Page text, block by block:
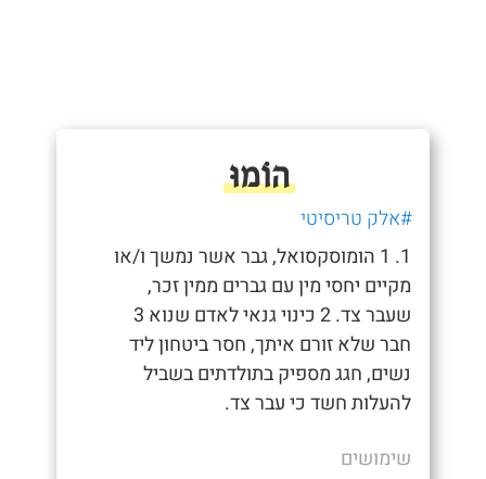
הוֹמוּ
#אלק טריסיטי
1. 1 הומוסקסואל, גבר אשר נמשך ו/או
מקיים יחסי מין עם גברים ממין זכר,
שעבר צד. 2 כינוי גנאי לאדם שנוא 3
חבר שלא זורם איתך, חסר ביטחון ליד
נשים, חגג מספיק בתולדתים בשביל
להעלות חשד כי עבר צד.
שימושים